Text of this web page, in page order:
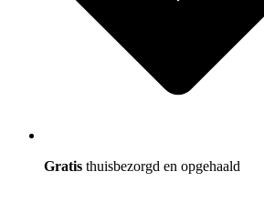
Gratis thuisbezorgd en opgehaald